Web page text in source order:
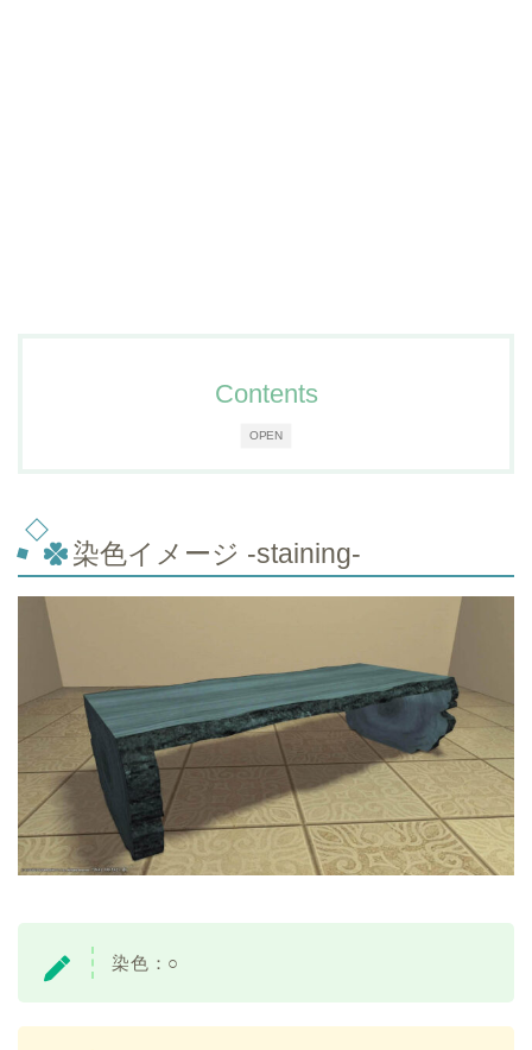
OPEN
Contents
染色イメージ -staining-
染色：○